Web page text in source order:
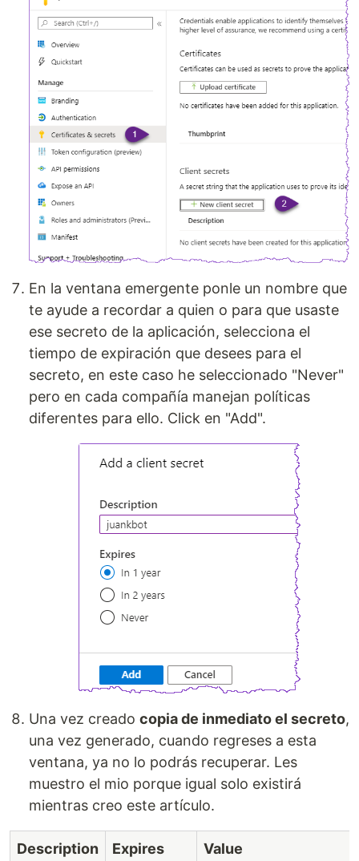
En la ventana emergente ponle un nombre que
te ayude a recordar a quien o para que usaste
ese secreto de la aplicación, selecciona el
tiempo de expiración que desees para el
secreto, en este caso he seleccionado "Never"
pero en cada compañía manejan políticas
diferentes para ello. Click en "Add".
Una vez creado copia de inmediato el secreto,
una vez generado, cuando regreses a esta
ventana, ya no lo podrás recuperar. Les
muestro el mio porque igual solo existirá
mientras creo este artículo.
Description Expires Value